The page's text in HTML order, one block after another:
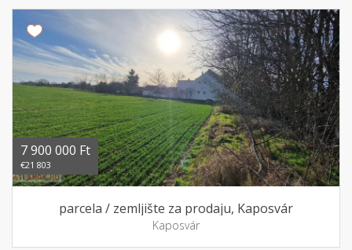
7 900 000 Ft
€21 803
parcela / zemljište za prodaju, Kaposvár
Kaposvár